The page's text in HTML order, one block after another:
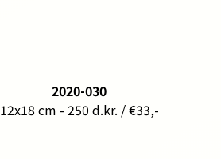
2020-030
12x18 cm - 250 d.kr. / €33,-